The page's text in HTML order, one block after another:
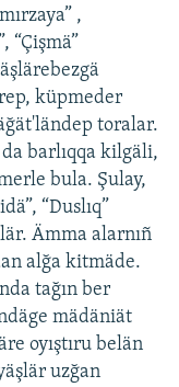
,
“Çişmä”
küpmeder
toralar.
barlıqqa kilgäli,
bula. Şulay,
“Duslıq”
Ämma alarnıñ
alğa kitmäde.
tağın ber
mädäniät
oyıştıru belän
uzğan